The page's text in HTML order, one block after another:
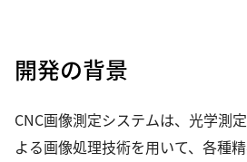
開発の背景
CNC画像測定システムは、光学測
よる画像処理技術を用いて、各種